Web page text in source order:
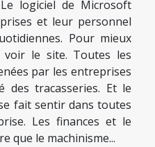
logiciel de Microsoft
et leur personnel
Pour mieux
voir le site. Toutes les
par les entreprises
des tracasseries. Et le
fait sentir dans toutes
Les finances et le
que le machinisme...